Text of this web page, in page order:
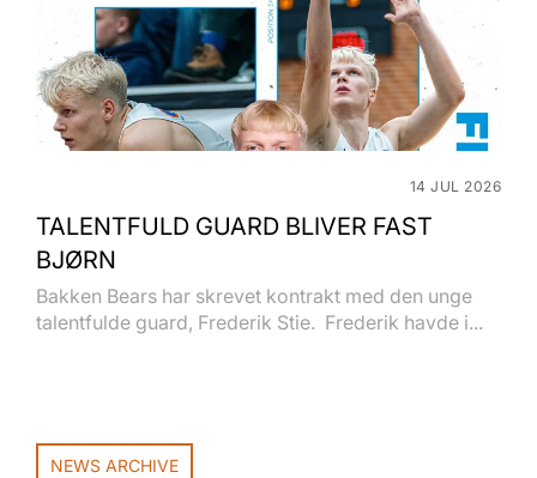
14 JUL 2026
TALENTFULD GUARD BLIVER FAST
BJØRN
Bakken Bears har skrevet kontrakt med den unge
talentfulde guard, Frederik Stie. Frederik havde i...
NEWS ARCHIVE